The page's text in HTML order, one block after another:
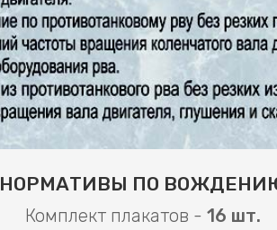
НОРМАТИВЫ ПО
Комплект плакатов - 16 шт.